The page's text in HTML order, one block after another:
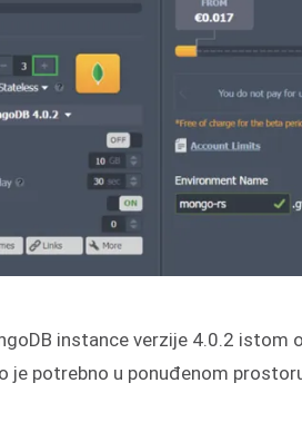
instance verzije 4.0.2 istom
je potrebno u ponuđenom